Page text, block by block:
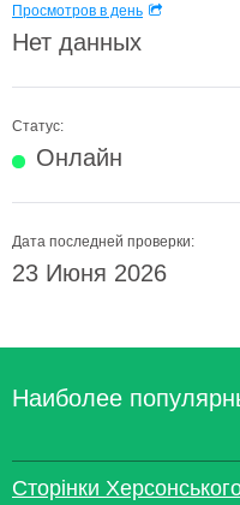
Просмотров в день
Нет данных
Статус:
Онлайн
Дата последней проверки:
23 Июня 2026
Наиболее
Сторінки